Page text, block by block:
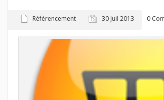
Référencement 30 Juil 2013 0